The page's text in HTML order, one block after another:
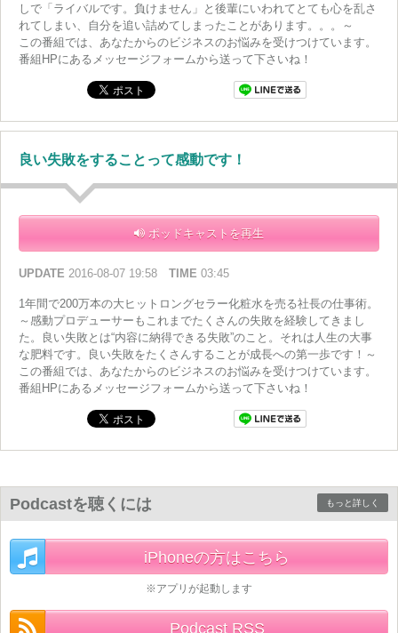
しで「ライバルです。負けません」と後輩にいわれてとても心を乱さ
れてしまい、自分を追い詰めてしまったことがあります。。。～
この番組では、あなたからのビジネスのお悩みを受けつけています。
番組HPにあるメッセージフォームから送って下さいね！
良い失敗をすることって感動です！
ポッドキャストを再生
UPDATE 2016-08-07 19:58 TIME 03:45
1年間で200万本の大ヒットロングセラー化粧水を売る社長の仕事術。
～感動プロデューサーもこれまでたくさんの失敗を経験してきまし
た。良い失敗とは“内容に納得できる失敗”のこと。それは人生の大事
な肥料です。良い失敗をたくさんすることが成長への第一歩です！～
この番組では、あなたからのビジネスのお悩みを受けつけています。
番組HPにあるメッセージフォームから送って下さいね！
Podcastを聴くには もっと詳しく
iPhoneの方はこちら
※アプリが起動します
Podcast RSS